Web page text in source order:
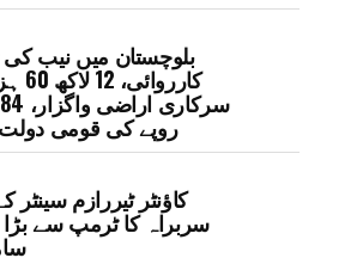
بلوچستان میں نیب کی
روپے کی قومی دولت
کاؤنٹر ٹیررازم سینٹر
سربراہ کا ٹرمپ سے بڑا